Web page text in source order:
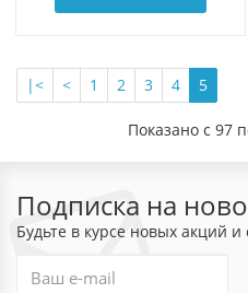
|< < 1 2 3 4 5
Показано с 97
Подписка на
Будьте в курсе новых акций